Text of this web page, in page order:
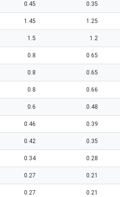
0.35
0.45
1.25
1.45
1.2
1.5
0.65
0.8
0.65
0.8
0.66
0.8
0.48
0.6
0.39
0.46
0.35
0.42
0.28
0.34
0.21
0.27
0.21
0.27